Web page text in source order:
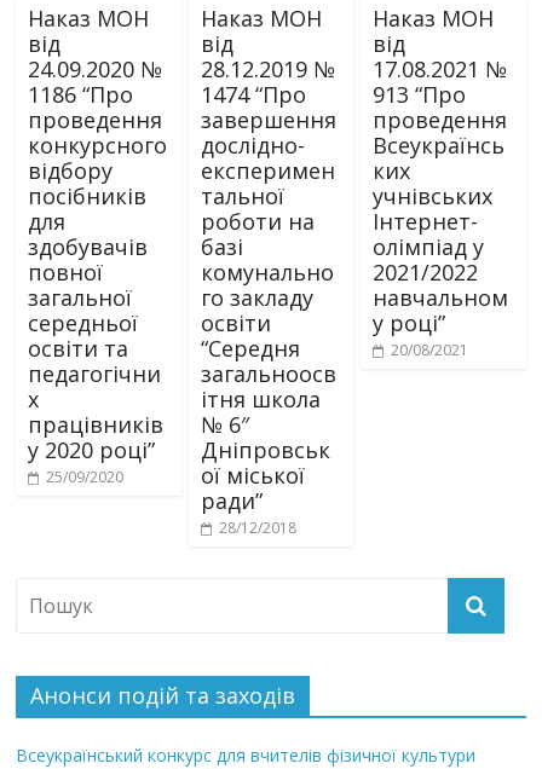
Наказ МОН
від
24.09.2020 №
1186 “Про
проведення
конкурсного
відбору
посібників
для
здобувачів
повної
загальної
середньої
освіти та
педагогічни
х
працівників
у 2020 році”
25/09/2020
Наказ МОН
від
28.12.2019 №
1474 “Про
завершення
дослідно-
експеримен
тальної
роботи на
базі
комунально
го закладу
освіти
“Середня
загальноосв
ітня школа
№ 6″
Дніпровськ
ої міської
ради”
28/12/2018
Наказ МОН
від
17.08.2021 №
913 “Про
проведення
Всеукраїнсь
ких
учнівських
Інтернет-
олімпіад у
2021/2022
навчальном
у році”
20/08/2021
Анонси подій та заходів
Всеукраїнський конкурс для вчителів фізичної культури